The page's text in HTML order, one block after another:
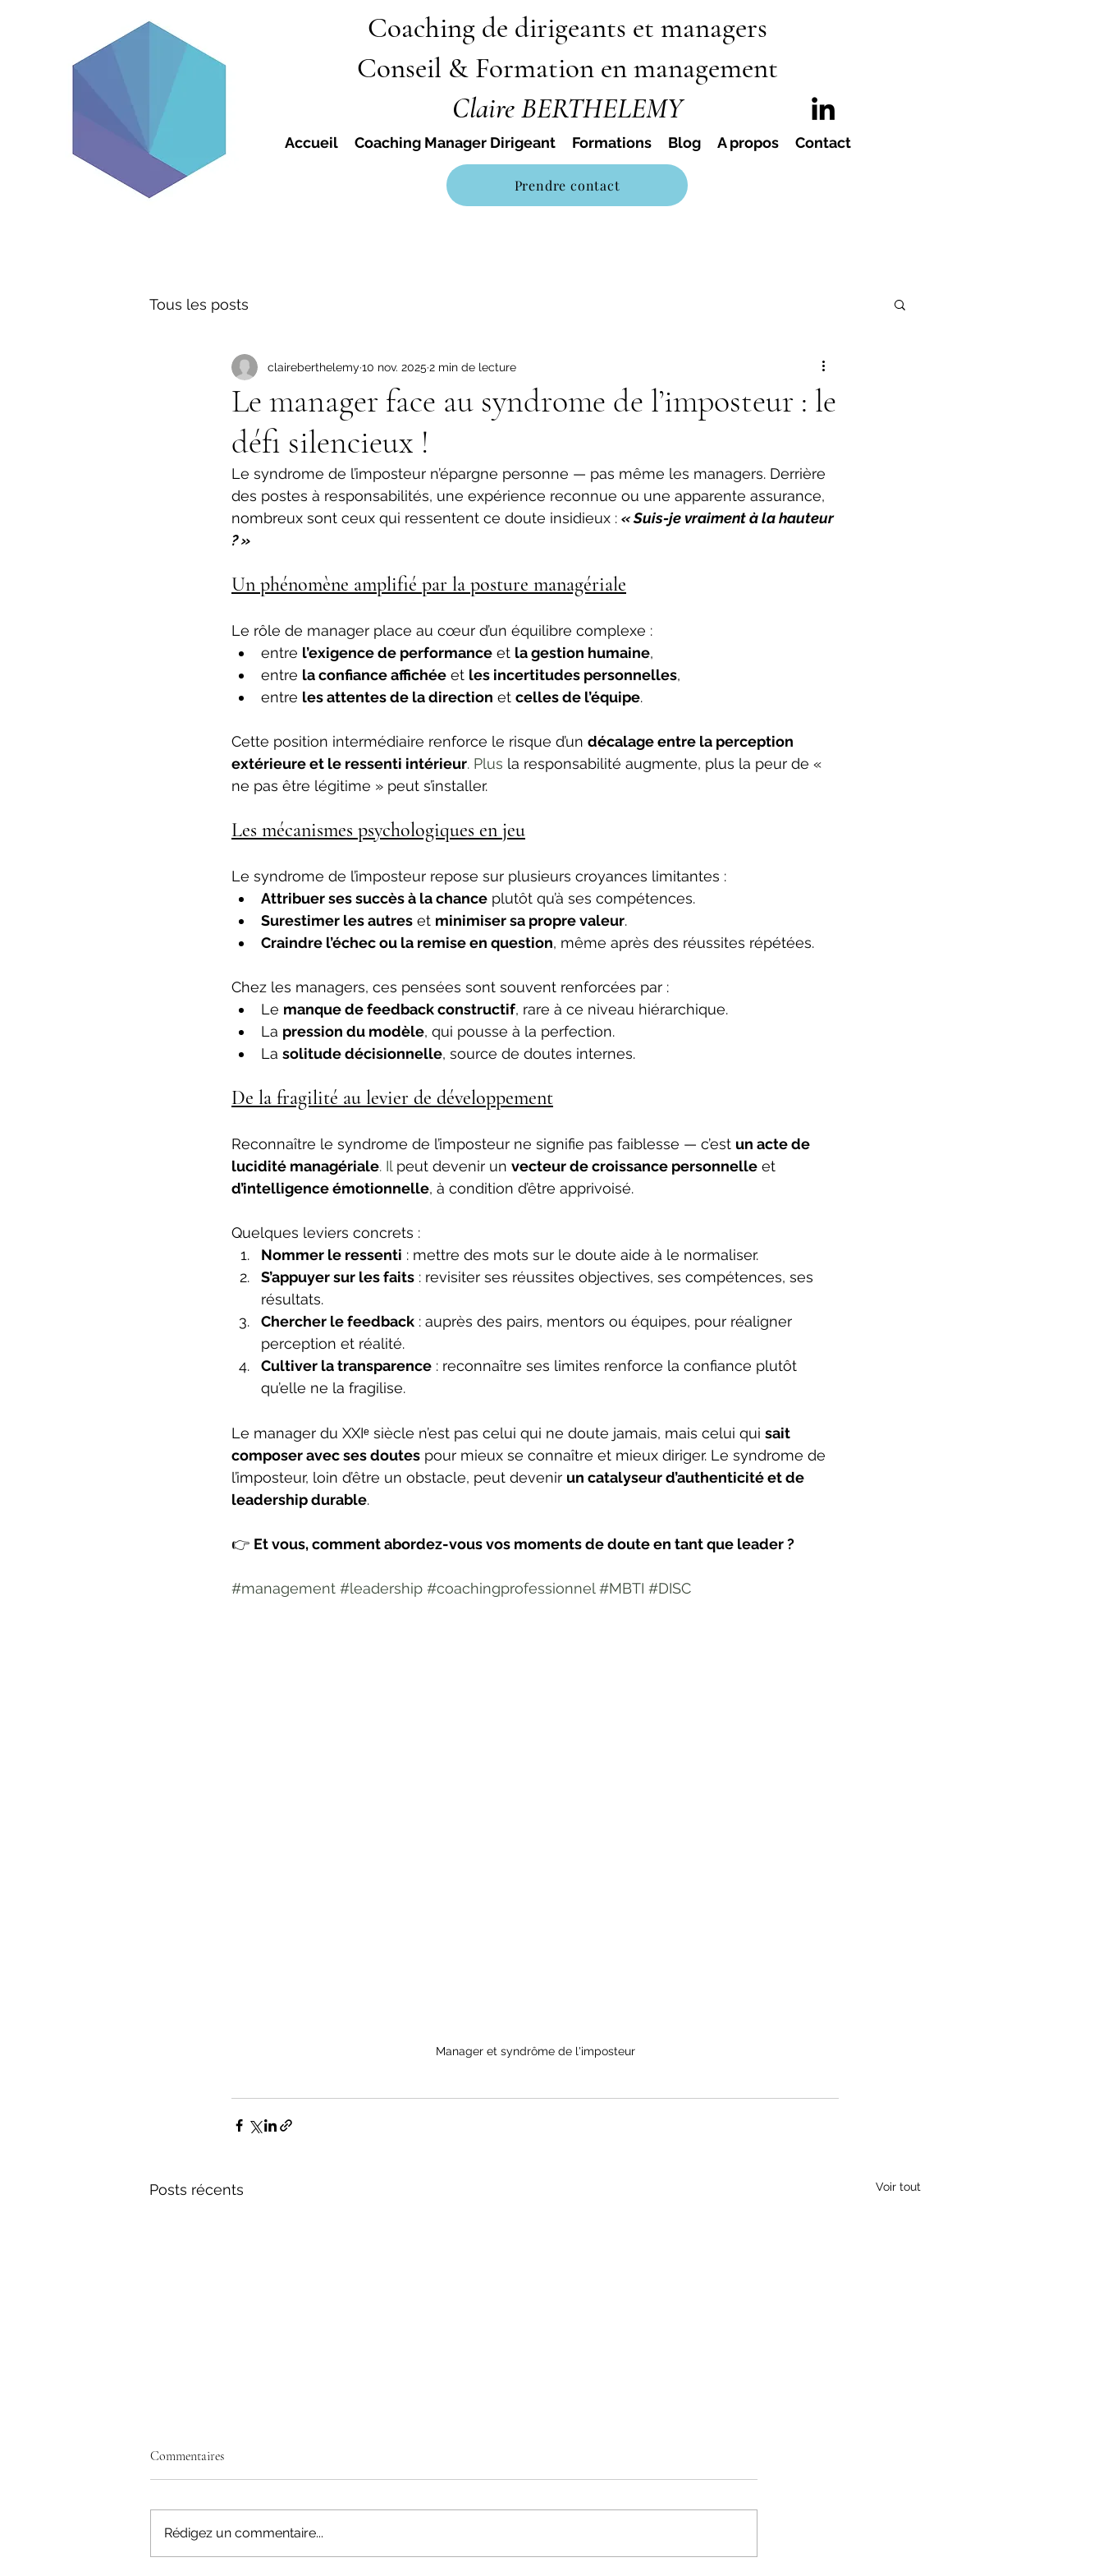
Coaching de dirigeants et managers
Conseil & Formation en management
Claire BERTHELEMY
Accueil Coaching Manager Dirigeant Formations Blog A propos Contact
Prendre contact
Tous les posts
Le manager face au syndrome de l’imposteur : le
défi silencieux !
claireberthelemy 10 nov. 2025 2 min de lecture
Le syndrome de l’imposteur n’épargne personne — pas même les managers. Derrière
des postes à responsabilités, une expérience reconnue ou une apparente assurance,
nombreux sont ceux qui ressentent ce doute insidieux : « Suis-je vraiment à la hauteur
? »
Un phénomène amplifié par la posture managériale
Le rôle de manager place au cœur d’un équilibre complexe :
entre l’exigence de performance et la gestion humaine,
entre la confiance affichée et les incertitudes personnelles,
entre les attentes de la direction et celles de l’équipe.
Cette position intermédiaire renforce le risque d’un décalage entre la perception
extérieure et le ressenti intérieur. Plus la responsabilité augmente, plus la peur de «
ne pas être légitime » peut s’installer.
Les mécanismes psychologiques en jeu
Le syndrome de l’imposteur repose sur plusieurs croyances limitantes :
Attribuer ses succès à la chance plutôt qu’à ses compétences.
Surestimer les autres et minimiser sa propre valeur.
Craindre l’échec ou la remise en question, même après des réussites répétées.
Chez les managers, ces pensées sont souvent renforcées par :
Le manque de feedback constructif, rare à ce niveau hiérarchique.
La pression du modèle, qui pousse à la perfection.
La solitude décisionnelle, source de doutes internes.
De la fragilité au levier de développement
Reconnaître le syndrome de l’imposteur ne signifie pas faiblesse — c’est un acte de
lucidité managériale. Il peut devenir un vecteur de croissance personnelle et
d’intelligence émotionnelle, à condition d’être apprivoisé.
Quelques leviers concrets :
Nommer le ressenti : mettre des mots sur le doute aide à le normaliser.
S’appuyer sur les faits : revisiter ses réussites objectives, ses compétences, ses
résultats.
Chercher le feedback : auprès des pairs, mentors ou équipes, pour réaligner
perception et réalité.
Cultiver la transparence : reconnaître ses limites renforce la confiance plutôt
qu’elle ne la fragilise.
Le manager du XXIᵉ siècle n’est pas celui qui ne doute jamais, mais celui qui sait
composer avec ses doutes pour mieux se connaître et mieux diriger. Le syndrome de
l’imposteur, loin d’être un obstacle, peut devenir un catalyseur d’authenticité et de
leadership durable.
👉 Et vous, comment abordez-vous vos moments de doute en tant que leader ?
#management #leadership #coachingprofessionnel #MBTI #DISC
Manager et syndrôme de l'imposteur
Posts récents Voir tout
Commentaires
Rédigez un commentaire...